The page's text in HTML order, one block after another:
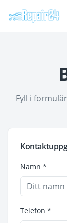
Fyll i
Namn *
Telefon *